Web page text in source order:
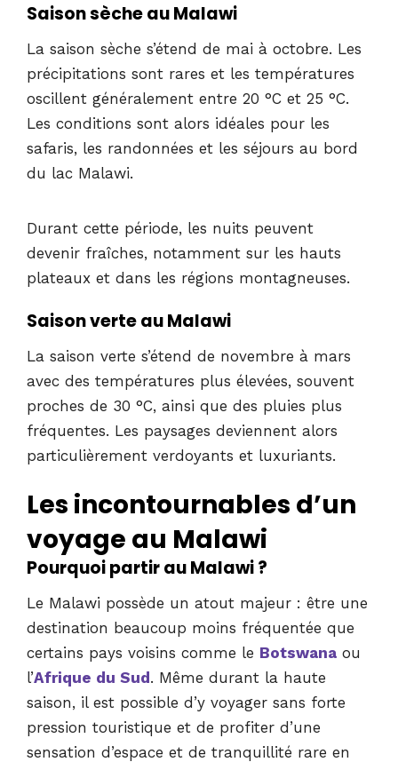
Saison sèche au Malawi
La saison sèche s’étend de mai à octobre. Les
précipitations sont rares et les températures
oscillent généralement entre 20 °C et 25 °C.
Les conditions sont alors idéales pour les
safaris, les randonnées et les séjours au bord
du lac Malawi.
Durant cette période, les nuits peuvent
devenir fraîches, notamment sur les hauts
plateaux et dans les régions montagneuses.
Saison verte au Malawi
La saison verte s’étend de novembre à mars
avec des températures plus élevées, souvent
proches de 30 °C, ainsi que des pluies plus
fréquentes. Les paysages deviennent alors
particulièrement verdoyants et luxuriants.
Les incontournables d’un
voyage au Malawi
Pourquoi partir au Malawi ?
Le Malawi possède un atout majeur : être une
destination beaucoup moins fréquentée que
certains pays voisins comme le Botswana ou
l’Afrique du Sud. Même durant la haute
saison, il est possible d’y voyager sans forte
pression touristique et de profiter d’une
sensation d’espace et de tranquillité rare en